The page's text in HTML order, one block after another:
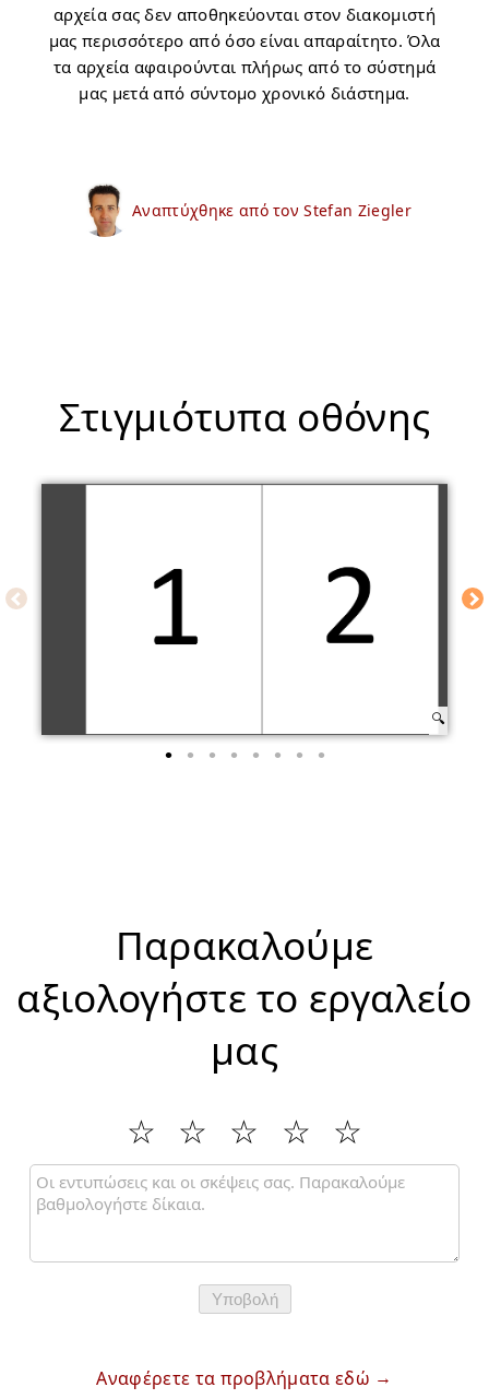
αρχεία σας δεν αποθηκεύονται στον διακομιστή
μας περισσότερο από όσο είναι απαραίτητο. Όλα
τα αρχεία αφαιρούνται πλήρως από το σύστημά
μας μετά από σύντομο χρονικό διάστημα.
Αναπτύχθηκε από τον Stefan Ziegler
Στιγμιότυπα οθόνης
Παρακαλούμε
αξιολογήστε το εργαλείο
μας
Υποβολή
Αναφέρετε τα προβλήματα εδώ